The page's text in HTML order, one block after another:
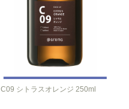
C09 シトラスオレンジ 250ml